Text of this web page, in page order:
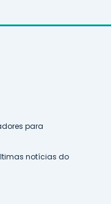
para
notícias do